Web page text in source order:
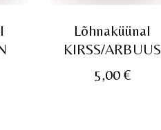
Lõhnaküünal
KIRSS/ARBUUS
5,00 €